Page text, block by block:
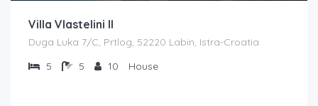
Villa Vlastelini II
Duga Luka 7/C, Prtlog, 52220 Labin, Istra-Croatia
5
5 10 House